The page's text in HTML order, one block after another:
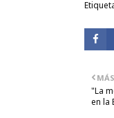
"La
en la